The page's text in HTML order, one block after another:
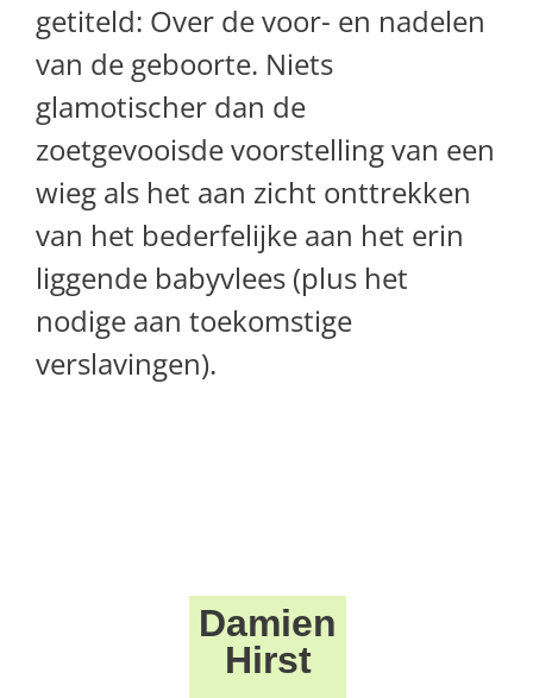
getiteld: Over de voor- en nadelen
van de geboorte. Niets
glamotischer dan de
zoetgevooisde voorstelling van een
wieg als het aan zicht onttrekken
van het bederfelijke aan het erin
liggende babyvlees (plus het
nodige aan toekomstige
verslavingen).
Damien
Hirst